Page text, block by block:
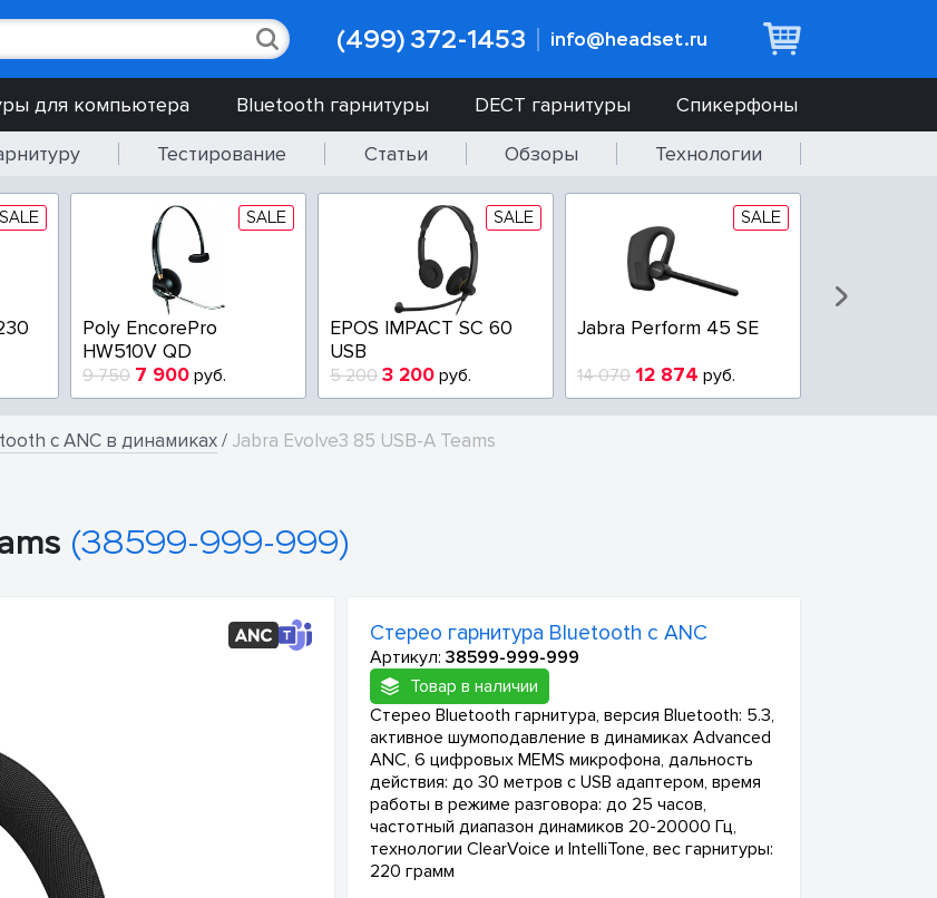
(499) 372-1453 info@headset.ru
для компьютера Bluetooth гарнитуры DECT гарнитуры
Спикерфоны
Тестирование Статьи Обзоры Технологии
SALE SALE
Poly EncorePro
HW510V QD
9 750 7 900 руб.
SALE
EPOS IMPACT SC 60
USB
5 200 3 200 руб.
SALE
Jabra Perform 45 SE
14 070 12 874 руб.
с ANC в динамиках/ Jabra Evolve3 85 USB-A Teams
(38599-999-999)
Стерео гарнитура Bluetooth с ANC
Артикул: 38599-999-999
Товар в наличии
Стерео Bluetooth гарнитура, версия Bluetooth: 5.3,
активное шумоподавление в динамиках Advanced
ANC, 6 цифровых MEMS микрофона, дальность
действия: до 30 метров с USB адаптером, время
работы в режиме разговора: до 25 часов,
частотный диапазон динамиков 20-20000 Гц,
технологии ClearVoice и IntelliTone, вес гарнитуры:
220 грамм